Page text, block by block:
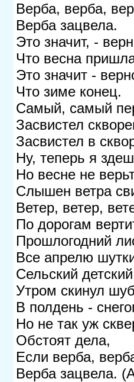
Верба, верба,
Верба зацвела.
Это значит, -
Что весна
Это значит -
Что зиме конец.
Самый, самый
Засвистел
Засвистел в
Ну, теперь я
Но весне не
Слышен ветра
Ветер, ветер,
По дорогам
Прошлогодний
Все апрелю
Сельский
Утром скинул
В полдень -
Но не так уж
Обстоят дела,
Если верба,
Верба зацвела.